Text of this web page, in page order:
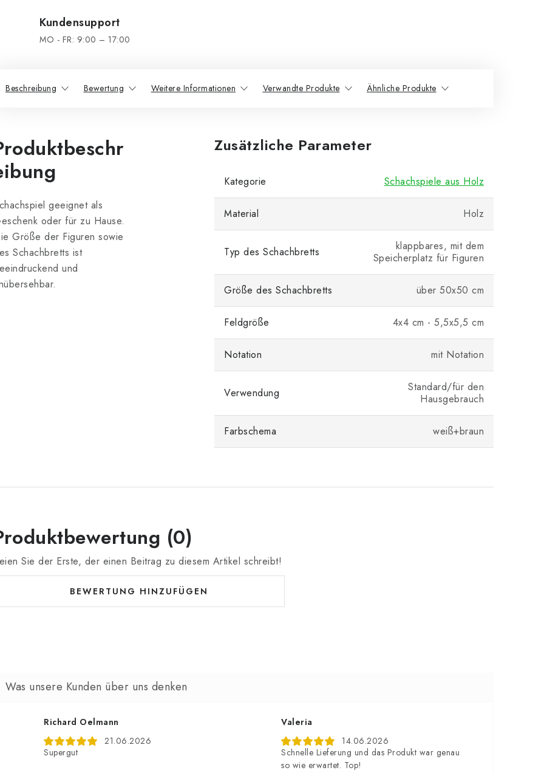
Kundensupport
MO - FR: 9:00 – 17:00
Beschreibung Bewertung Weitere Informationen Verwandte Produkte Ähnliche Produkte
geeignet als
oder für zu Hause.
Größe der Figuren sowie
Schachbretts ist
und
Zusätzliche Parameter
Kategorie Schachspiele aus Holz
Material Holz
Typ des Schachbretts
klappbares, mit dem
Speicherplatz für Figuren
Größe des Schachbretts über 50x50 cm
Feldgröße 4x4 cm - 5,5x5,5 cm
Notation mit Notation
Verwendung
Standard/für den
Hausgebrauch
Farbschema weiß+braun
(0)
Sie der Erste, der einen Beitrag zu diesem Artikel schreibt!
BEWERTUNG HINZUFÜGEN
Richard Oelmann
21.06.2026
Supergut
Valeria
14.06.2026
Schnelle Lieferung und das Produkt war genau
so wie erwartet. Top!